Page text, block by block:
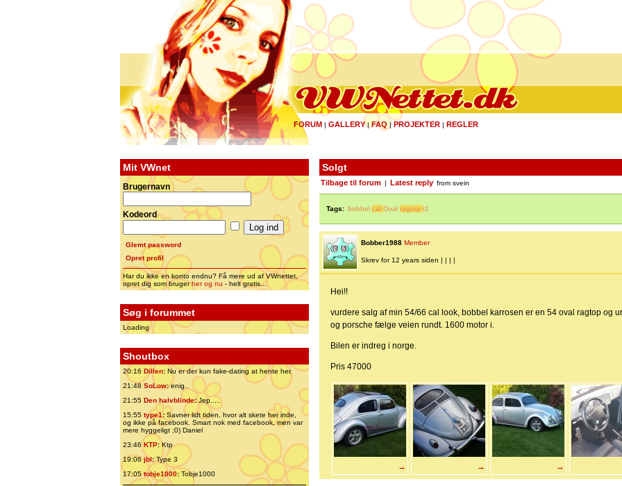
FORUM | GALLERY|FAQ | PROJEKTER | REGLER
Mit VWnet
Brugernavn
Kodeord
Glemt password
Opret profil
Har du ikke en konto endnu? Få mere ud af VWnettet,
opret dig som brugerher og nu - helt gratis...
Søg i forummet
Loading
Shoutbox
20:16 Dillen: Nu er der kun fake-dating at hente her.
21:48 SoLow:enig..
21:55 Den halvblinde:Jep.....
15:55 type1:Savner lidt tiden, hvor alt skete her inde,
og ikke på facebook. Smart nok med facebook, men var
mere hyggeligt ;0) Daniel
23:46 KTP:Ktp
19:06jbl:Type 3
17:05tobje1000: Tobje1000
Solgt
Tilbage til forum Latest reply from svein
Tags: bobbel cal Oval ragtop t1
Bobber1988 Member
Skrev for 12 years siden | | | |
Hei!!
vurdere salg af min 54/66 cal look, bobbel karrosen er en 54 oval ragtop og
og porsche fælge veien rundt. 1600 motor i.
Bilen er indreg i norge.
Pris 47000
→ → →